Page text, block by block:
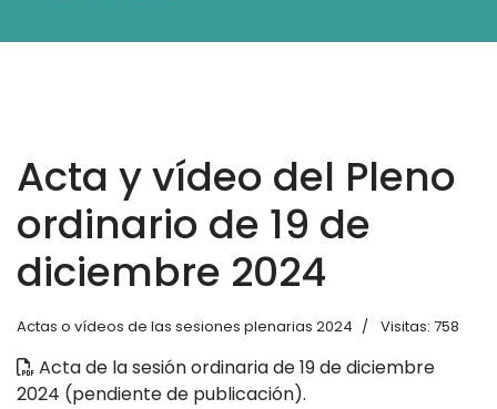
Acta y vídeo del Pleno
ordinario de 19 de
diciembre 2024
Actas o vídeos de las sesiones plenarias 2024 Visitas: 758
Acta de la sesión ordinaria de 19 de diciembre
2024 (pendiente de publicación).